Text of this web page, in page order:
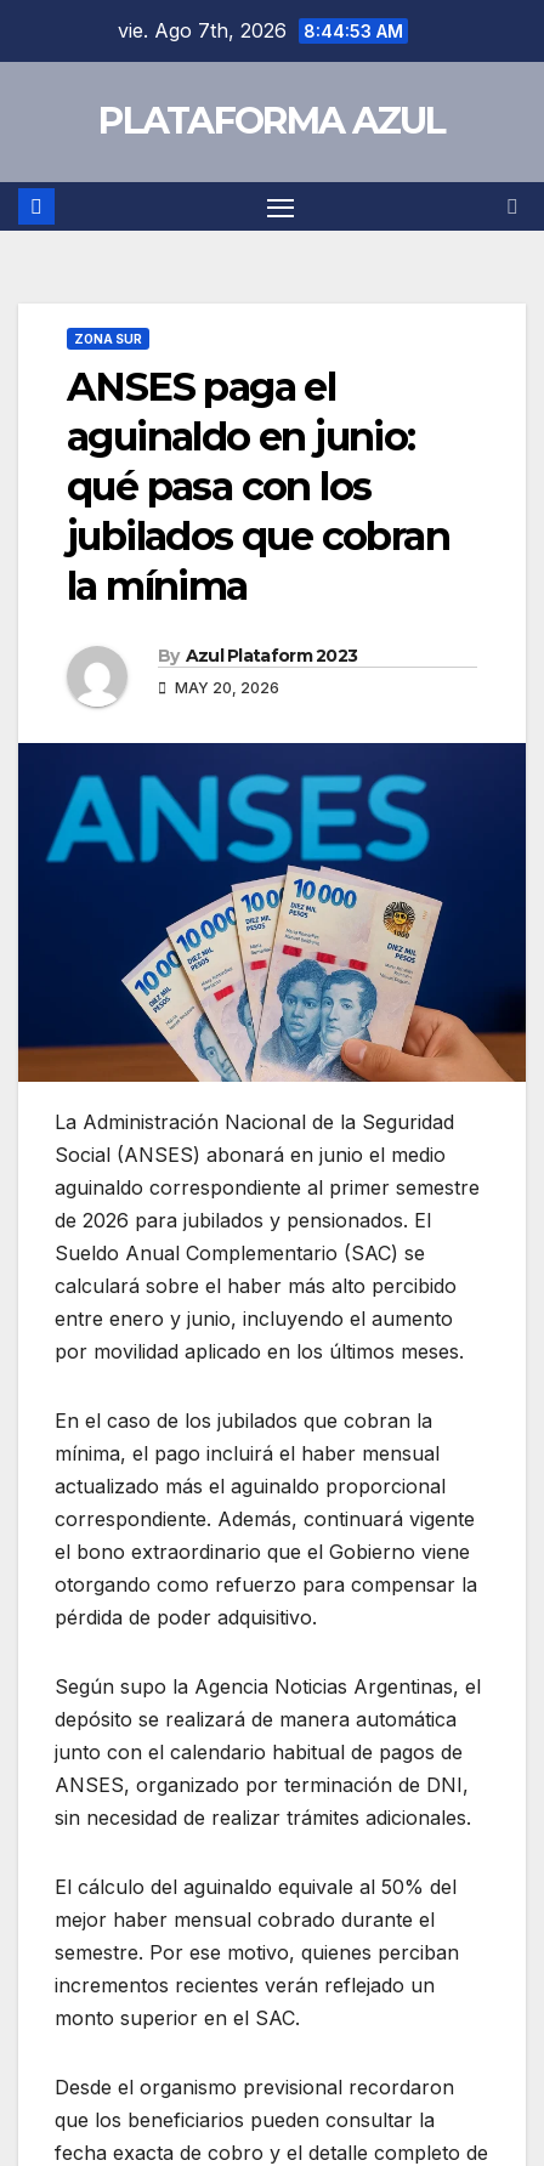
vie. Ago 7th, 2026 8:44:53 AM
PLATAFORMA AZUL
ZONA SUR
ANSES paga el
aguinaldo en junio:
qué pasa con los
jubilados que cobran
la mínima
By Azul Plataform 2023
MAY 20, 2026
La Administración Nacional de la Seguridad
Social (ANSES) abonará en junio el medio
aguinaldo correspondiente al primer semestre
de 2026 para jubilados y pensionados. El
Sueldo Anual Complementario (SAC) se
calculará sobre el haber más alto percibido
entre enero y junio, incluyendo el aumento
por movilidad aplicado en los últimos meses.
En el caso de los jubilados que cobran la
mínima, el pago incluirá el haber mensual
actualizado más el aguinaldo proporcional
correspondiente. Además, continuará vigente
el bono extraordinario que el Gobierno viene
otorgando como refuerzo para compensar la
pérdida de poder adquisitivo.
Según supo la Agencia Noticias Argentinas, el
depósito se realizará de manera automática
junto con el calendario habitual de pagos de
ANSES, organizado por terminación de DNI,
sin necesidad de realizar trámites adicionales.
El cálculo del aguinaldo equivale al 50% del
mejor haber mensual cobrado durante el
semestre. Por ese motivo, quienes perciban
incrementos recientes verán reflejado un
monto superior en el SAC.
Desde el organismo previsional recordaron
que los beneficiarios pueden consultar la
fecha exacta de cobro y el detalle completo de